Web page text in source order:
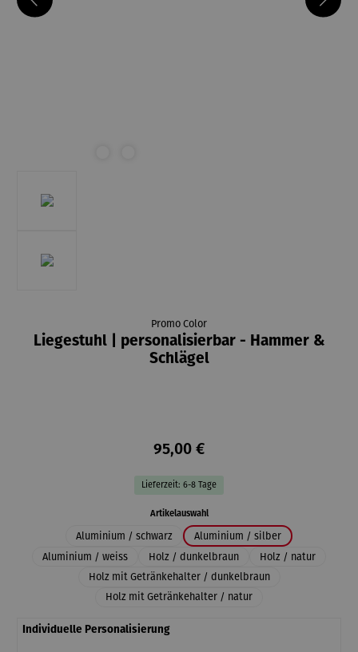
Promo Color
Liegestuhl | personalisierbar - Hammer &
Schlägel
95,00 €
Lieferzeit: 6-8 Tage
Artikelauswahlauswählen
Aluminium / schwarz
Aluminium / silber
Aluminium / weiss
Holz / dunkelbraun
Holz / natur
Holz mit Getränkehalter / dunkelbraun
Holz mit Getränkehalter / natur
Individuelle Personalisierung